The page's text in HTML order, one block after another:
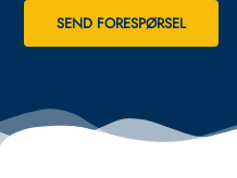
SEND FORESPØRSEL